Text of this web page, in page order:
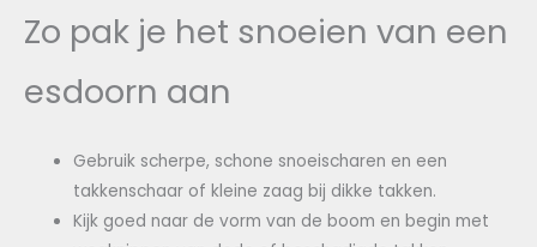
Zo pak je het snoeien van een
esdoorn aan
Gebruik scherpe, schone snoeischaren en een
takkenschaar of kleine zaag bij dikke takken.
Kijk goed naar de vorm van de boom en begin met